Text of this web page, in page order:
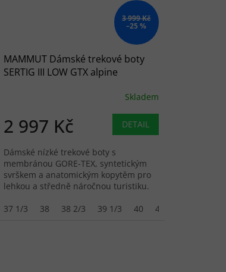
40 40 2/3 41 1/3
3 999 Kč
–25 %
MAMMUT Dámské trekové boty
SERTIG III LOW GTX alpine
Skladem
2 997 Kč DETAIL
Dámské nízké trekové boty s
membránou GORE-TEX, syntetickým
svrškem a anatomickým kopytěm pro
lehkou a středně náročnou turistiku.
37 1/3
38 38 2/3 39 1/3 40 40 2/3